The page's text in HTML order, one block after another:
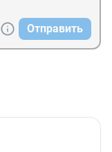
Отправить